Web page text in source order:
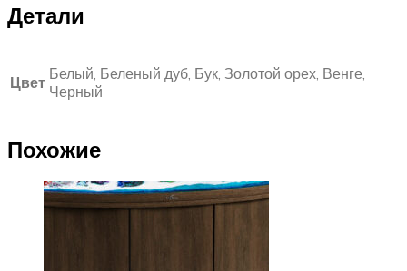
Детали
Цвет Белый, Беленый дуб, Бук, Золотой орех, Венге,
Черный
Похожие